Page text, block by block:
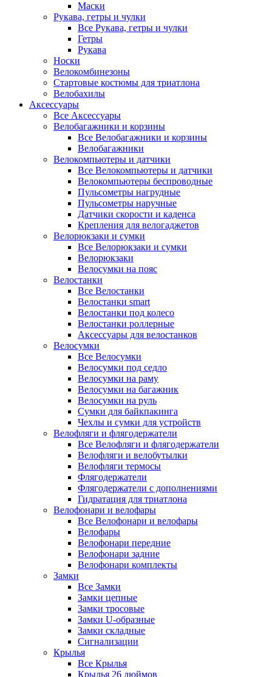
Маски
Рукава, гетры и чулки
Все Рукава, гетры и чулки
Гетры
Рукава
Носки
Велокомбинезоны
Стартовые костюмы для триатлона
Велобахилы
Аксессуары
Все Аксессуары
Велобагажники и корзины
Все Велобагажники и корзины
Велобагажники
Велокомпьютеры и датчики
Все Велокомпьютеры и датчики
Велокомпьютеры беспроводные
Пульсометры нагрудные
Пульсометры наручные
Датчики скорости и каденса
Крепления для велогаджетов
Велорюкзаки и сумки
Все Велорюкзаки и сумки
Велорюкзаки
Велосумки на пояс
Велостанки
Все Велостанки
Велостанки smart
Велостанки под колесо
Велостанки роллерные
Аксессуары для велостанков
Велосумки
Все Велосумки
Велосумки под седло
Велосумки на раму
Велосумки на багажник
Велосумки на руль
Сумки для байкпакинга
Чехлы и сумки для устройств
Велофляги и флягодержатели
Все Велофляги и флягодержатели
Велофляги и велобутылки
Велофляги термосы
Флягодержатели
Флягодержатели с дополнениями
Гидратация для триатлона
Велофонари и велофары
Все Велофонари и велофары
Велофары
Велофонари передние
Велофонари задние
Велофонари комплекты
Замки
Все Замки
Замки цепные
Замки тросовые
Замки U-образные
Замки складные
Сигнализации
Крылья
Все Крылья
Крылья 26 дюймов